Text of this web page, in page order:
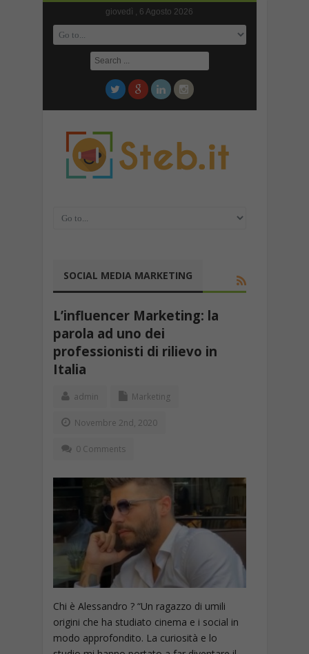
giovedì , 6 Agosto 2026
SOCIAL MEDIA MARKETING
L’influencer Marketing: la
parola ad uno dei
professionisti di rilievo in
Italia
admin Marketing
Novembre 2nd, 2020
0 Comments
Chi è Alessandro ? “Un ragazzo di umili
origini che ha studiato cinema e i social in
modo approfondito. La curiosità e lo